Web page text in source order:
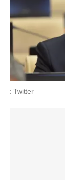
: Twitter